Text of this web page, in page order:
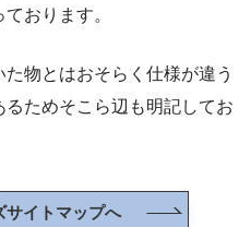
おります。
物とはおそらく仕様が違う
ためそこら辺も明記してお
サイトマップへ